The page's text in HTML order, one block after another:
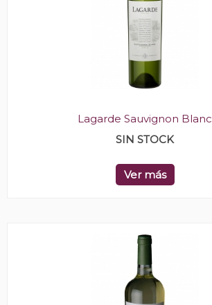
Lagarde Sauvignon Blanc
SIN STOCK
Ver más